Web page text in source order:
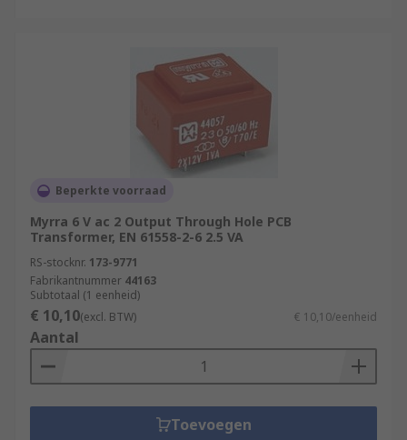
Beperkte voorraad
Myrra 6 V ac 2 Output Through Hole PCB
Transformer, EN 61558-2-6 2.5 VA
RS-stocknr. 173-9771
Fabrikantnummer 44163
Subtotaal (1 eenheid)
€ 10,10(excl. BTW) € 10,10/eenheid
Aantal
Toevoegen